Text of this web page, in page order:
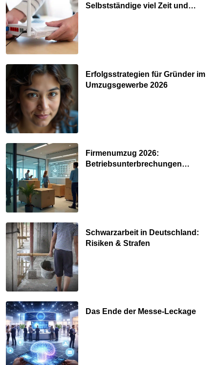
Selbstständige viel Zeit und
Erfolgsstrategien für Gründer im
Umzugsgewerbe 2026
Firmenumzug 2026:
Betriebsunterbrechungen
Schwarzarbeit in Deutschland:
Risiken & Strafen
Das Ende der Messe-Leckage